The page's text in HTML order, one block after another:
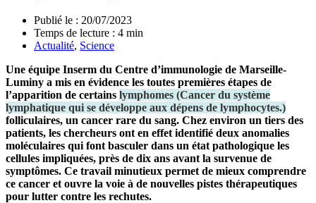
Publié le : 20/07/2023
Temps de lecture : 4 min
Actualité, Science
Une équipe Inserm du Centre d’immunologie de Marseille-
Luminy a mis en évidence les toutes premières étapes de
l’apparition de certains lymphomes (Cancer du système
lymphatique qui se développe aux dépens de lymphocytes.)
folliculaires, un cancer rare du sang. Chez environ un tiers des
patients, les chercheurs ont en effet identifié deux anomalies
moléculaires qui font basculer dans un état pathologique les
cellules impliquées, près de dix ans avant la survenue de
symptômes. Ce travail minutieux permet de mieux comprendre
ce cancer et ouvre la voie à de nouvelles pistes thérapeutiques
pour lutter contre les rechutes.